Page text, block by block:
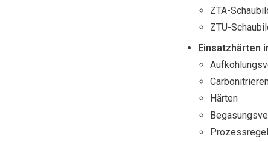
ZTA-
ZTU-
Einsatzhärten
Härten